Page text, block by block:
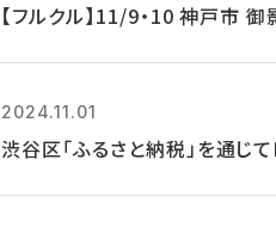
【フルクル】11/9・10 神戸市
2024.11.01
渋谷区「ふるさと納税」を通じ